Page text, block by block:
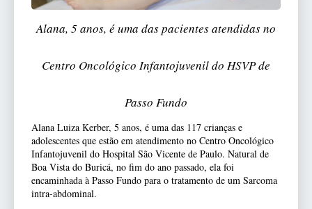
Alana, 5 anos, é uma das pacientes atendidas no
Centro Oncológico Infantojuvenil do HSVP de
Passo Fundo
Alana Luiza Kerber, 5 anos, é uma das 117 crianças e
adolescentes que estão em atendimento no Centro Oncológico
Infantojuvenil do Hospital São Vicente de Paulo. Natural de
Boa Vista do Buricá, no fim do ano passado, ela foi
encaminhada à Passo Fundo para o tratamento de um Sarcoma
intra-abdominal.